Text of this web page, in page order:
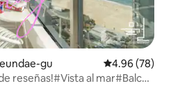
gu Calificación
4.96 (78)
reseñas!#Vista al mar#Balcón